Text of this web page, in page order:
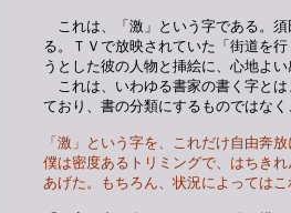
これは、「激」という字である。
る。ＴＶで放映されていた「街道を
うとした彼の人物と挿絵に、心地よ
これは、いわゆる書家の書く字と
ており、書の分類にするものではな
「激」という字を、これだけ自由奔
僕は密度あるトリミングで、はちき
あげた。もちろん、状況によっては